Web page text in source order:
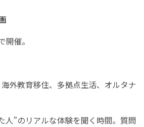
催。
外教育移住、多拠点生活、オルタナ
人”のリアルな体験を聞く時間。質問